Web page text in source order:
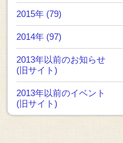
2015年 (79)
2014年 (97)
2013年以前のお知らせ
(旧サイト)
2013年以前のイベント
(旧サイト)